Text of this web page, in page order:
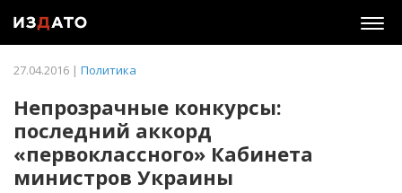
27.04.2016 | Политика
Непрозрачные конкурсы:
последний аккорд
«первоклассного» Кабинета
министров Украины